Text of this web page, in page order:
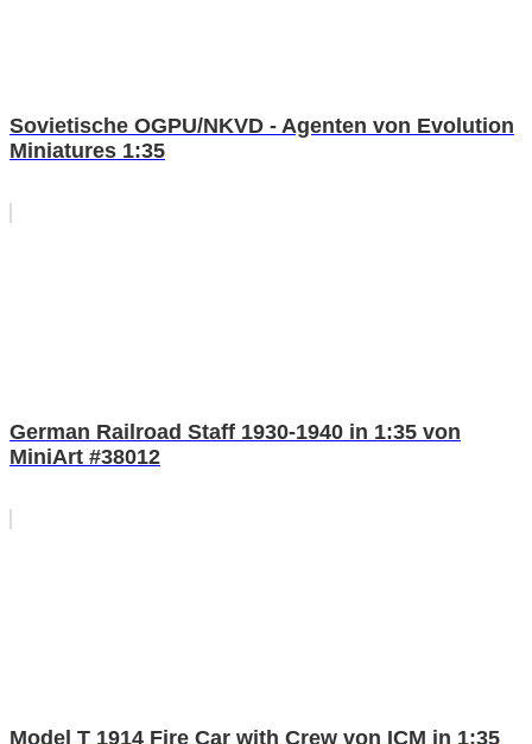
Sovietische OGPU/NKVD - Agenten von Evolution
Miniatures 1:35
German Railroad Staff 1930-1940 in 1:35 von
MiniArt #38012
Model T 1914 Fire Car with Crew von ICM in 1:35